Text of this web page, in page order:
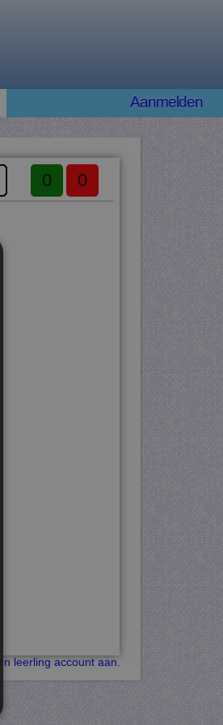
Aanmelden
0 0
leerling account aan.